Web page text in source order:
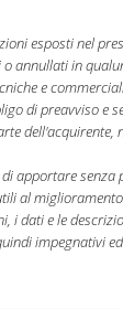
esposti nel
annullati in
e
di preavviso e
dell'acquirente,
apportare senza
al
i dati e le
impegnativi